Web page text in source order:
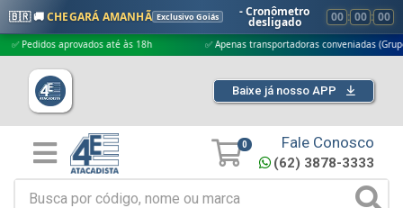
🇧🇷 🚚CHEGARÁ AMANHÃ Exclusivo Goiás - Cronômetro
desligado 00 : 00 : 00
aprovados até às 18h ✅ Apenas transportadoras conveniadas (Grupo G5)
Baixe já nosso APP
0 Fale Conosco
(62) 3878-3333